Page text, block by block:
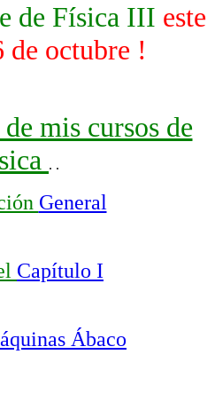
de Física III este
de octubre !
mis cursos de
. .
General
Capítulo I
Ábaco